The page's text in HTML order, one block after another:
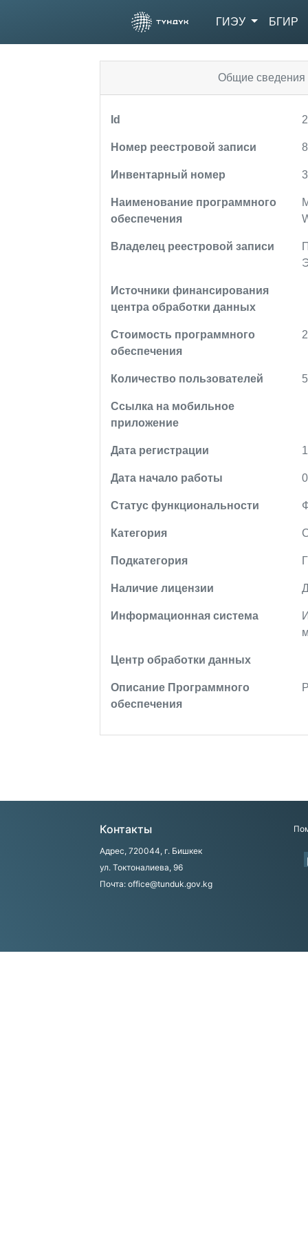
ГИЭУ БГИР
Общие сведения
Id
Номер реестровой записи
Инвентарный номер
Наименование программного
обеспечения
Владелец реестровой записи
Источники финансирования
центра обработки данных
Стоимость программного
обеспечения
Количество пользователей 5
Ссылка на мобильное
приложение
Дата регистрации
Дата начало работы
Статус функциональности
Категория
Подкатегория
Наличие лицензии
Информационная система
Центр обработки данных
Описание Программного
обеспечения
Контакты
Адрес, 720044, г. Бишкек
ул. Токтоналиева, 96
Почта: office@tunduk.gov.kg